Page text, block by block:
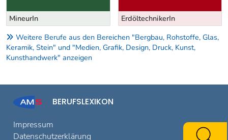
MineurIn ErdöltechnikerIn
Weitere Berufe aus den Bereichen "Bergbau, Rohstoffe, Glas,
Keramik, Stein" und "Medien, Grafik, Design, Druck, Kunst,
Kunsthandwerk" anzeigen
BERUFSLEXIKON
Impressum
Datenschutzerklärung